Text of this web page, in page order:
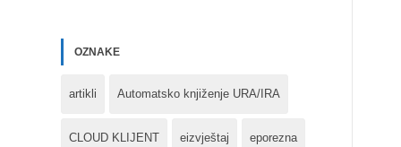
OZNAKE
artikli Automatsko knjiženje URA/IRA
CLOUD KLIJENT eizvještaj eporezna